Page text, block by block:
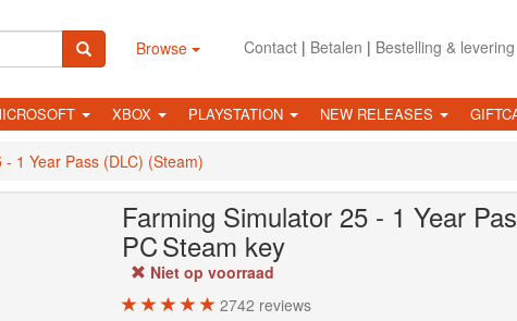
Browse Contact| Betalen | Bestelling & levering
XBOX PLAYSTATION NEW RELEASES
1 Year Pass (DLC) (Steam)
Farming Simulator 25 - 1 Year
PCSteam key
Niet op voorraad
2742 reviews